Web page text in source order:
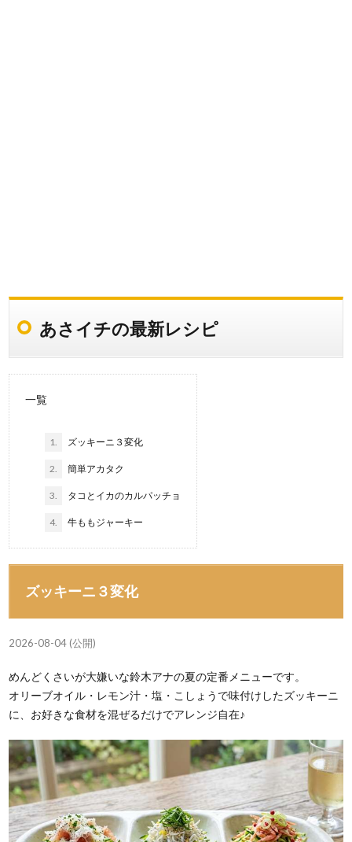
あさイチの最新レシピ
一覧
1. ズッキーニ３変化
2. 簡単アカタク
3. タコとイカのカルパッチョ
4. 牛ももジャーキー
ズッキーニ３変化
2026-08-04 (公開)
めんどくさいが大嫌いな鈴木アナの夏の定番メニューです。
オリーブオイル・レモン汁・塩・こしょうで味付けしたズッキーニ
に、お好きな食材を混ぜるだけでアレンジ自在♪